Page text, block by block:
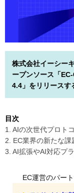
株式会社イーシー
ープンソース「
4.4」をリリースす
目次
1. AIの次世代プロト
2. EC業界の新たな
3. AI拡張やAI対応プ
EC運営のパー